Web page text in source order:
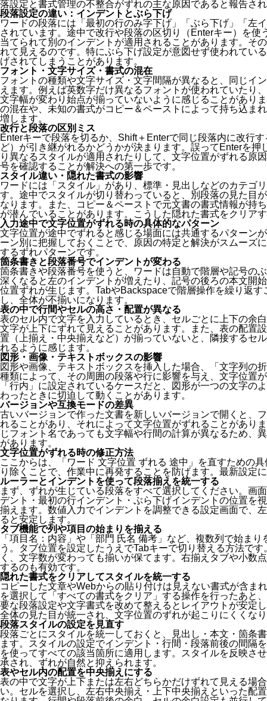
落設定と書式管理の不整合がずれの主な原因であると報告さ
段落設定の違い：インデントとぶら下げ
ワードの段落には「最初の行のみ字下げ」「ぶら下げ」「左
されています。途中で改行や段落の区切り（Enterキー）を
当てられて別のインデントが適用されることがあります。そ
れて見えるのです。特にぶら下げ設定が意図せず使われてい
げされてしまうことがあります。
フォント・文字サイズ・書式の混在
フォントの種類や文字サイズ・文字間隔が異なると、同じイ
えます。例えば英数字だけ異なるフォントが使われていたり
文字幅が変わり始点が揃っていないように感じることがあり
の混在や、未知の書式がコピー＆ペーストによって持ち込ま
増します。
改行と段落の区別ミス
Enterキーで段落を切るか、Shift＋Enterで同じ段落内に改行
ど）が引き継がれるかどうかが決まります。誤ってEnterを
り異なるスタイルが適用されたりして、文字位置がずれる原
号を確認することが解決への第一歩です。
スタイル違い・隠れた書式の影響
ワードには「スタイル」があり、標準・見出しなどのカテゴ
す。途中でスタイルが切り替わっていると、別段落の見た目
なります。また、コピー＆ペーストで元文書の書式情報が持
が潜んでいることがあります。こうした隠れた書式をクリア
入力途中で文字位置がずれる時の具体的なパターン
文字位置が途中でずれると感じる場面には共通するパターン
ーン別に把握しておくことで、原因の特定と解決がスムーズ
するずれパターンです。
箇条書きと段落番号でインデントが変わる
箇条書きや段落番号を使うと、ワードは自動で階層や記号の
深くなると左のインデントが増えたり、記号の後ろの本文開
位置ずれが生じます。TabやBackspaceで階層操作を繰り返
し、全体が不揃いになります。
表の中で行間やセルの高さ・配置が異なる
表のセル内で文字を入力しているとき、セルごとに上下の余
文字が上下にずれて見えることがあります。また、表の配置
置（上揃え・中央揃えなど）が揃っていないと、隣接するセ
れるように感じます。
図形・画像・テキストボックスの影響
図形や画像、テキストボックスを挿入した場合、「文字列の
種類によって、その周囲の段落や行に影響を与え、文字位置
「行内」に設定されているケースだと、図形が一つの文字の
わったときに切迫して動くことがあります。
バージョンや互換モードの差異
古いバージョンで作った文書を新しいバージョンで開くと、
れることがあり、それによって文字位置がずれることがあり
じフォント名であっても文字幅や行間の計算が異なるため、
があります。
文字位置がずれる時の修正方法
ここからは、「ワード 文字位置 ずれる 途中」を直すための
り除くことで、作業中に再発することを防げます。最新設定
ルーラーとインデントを使って段落揃えを統一する
まず、ずれが生じている段落をすべて選択してください。画
デント・最初の行インデント・ぶら下げインデントの位置を
揃えます。数値入力でインデントを調整できる設定画面で、
ると安定します。
タブ機能で列や項目の始まりを揃える
「項目名：内容」や「部門 氏名 備考」など、複数列で始ま
う。タブ位置を設定したうえでTabキーで切り替える方法で
く、文字数が変わっても揃いが保てます。右揃えタブや小数
するのも有効です。
隠れた書式をクリアしてスタイルを統一する
コピーした文章やWebからの貼り付けは見えない書式が含ま
を選択して「すべての書式をクリア」する操作を行ったあと
要な段落設定や文字書式を改めて整えるとレイアウトが安定
全体の見た目が統一され、文字位置のずれが起こりにくくな
段落スタイルの設定を見直す
段落ごとにスタイルを統一しておくと、見出し・本文・箇条
ます。スタイルの設定でインデント・行間・段落前後の間隔
を使ってすべての該当箇所に適用します。スタイルを反映さ
承され、ずれが自然と抑えられます。
表やセル内の配置を中央揃えにする
表の中で文字が上下または左右どちらかだけずれて見える場
い。セルを選択し、左右中央揃え・上下中央揃えといった配